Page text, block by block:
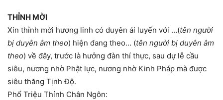
THỈNH MỜI
Xin thỉnh mời hương linh có duyên ái luyến với …(tên người
bị duyên âm theo) hiện đang theo… (tên người bị duyên âm
theo) về đây, trước là hưởng đàn thí thực, sau dự lễ cầu
siêu, nương nhờ Phật lực, nương nhờ Kinh Pháp mà được
siêu thăng Tịnh Độ.
Phổ Triệu Thỉnh Chân Ngôn: